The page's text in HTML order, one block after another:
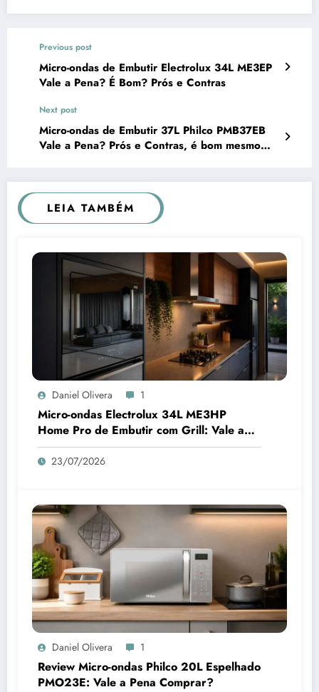
Previous post
Micro-ondas de Embutir Electrolux 34L ME3EP
Vale a Pena? É Bom? Prós e Contras
Next post
Micro-ondas de Embutir 37L Philco PMB37EB
Vale a Pena? Prós e Contras, é bom mesmo
LEIA TAMBÉM
Daniel Olivera 1
Micro-ondas Electrolux 34L ME3HP
Home Pro de Embutir com Grill: Vale a
Pena Comprar?
23/07/2026
Daniel Olivera 1
Review Micro-ondas Philco 20L Espelhado
PMO23E: Vale a Pena Comprar?